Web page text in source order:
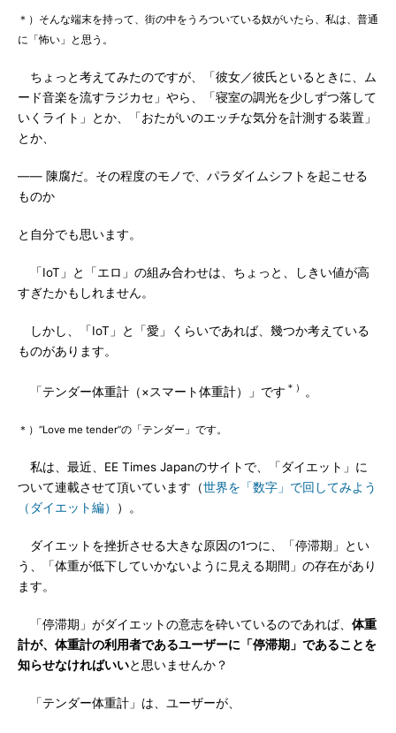
＊）そんな端末を持って、街の中をうろついている奴がいたら、私は、普通
に「怖い」と思う。
ちょっと考えてみたのですが、「彼女／彼氏といるときに、ム
ード音楽を流すラジカセ」やら、「寝室の調光を少しずつ落して
いくライト」とか、「おたがいのエッチな気分を計測する装置」
とか、
―― 陳腐だ。その程度のモノで、パラダイムシフトを起こせる
ものか
と自分でも思います。
「IoT」と「エロ」の組み合わせは、ちょっと、しきい値が高
すぎたかもしれません。
しかし、「IoT」と「愛」くらいであれば、幾つか考えている
ものがあります。
「テンダー体重計（×スマート体重計）」です ＊）
＊）“Love me tender”の「テンダー」です。
私は、最近、EE Times Japanのサイトで、「ダイエット」に
ついて連載させて頂いています（世界を「数字」で回してみよう
（ダイエット編）
）。
ダイエットを挫折させる大きな原因の1つに、「停滞期」とい
う、「体重が低下していかないように見える期間」の存在があり
ます。
「停滞期」がダイエットの意志を砕いているのであれば、 体重
計が、体重計の利用者であるユーザーに「停滞期」であることを
知らせなければいいと思いませんか？
「テンダー体重計」は、ユーザーが、